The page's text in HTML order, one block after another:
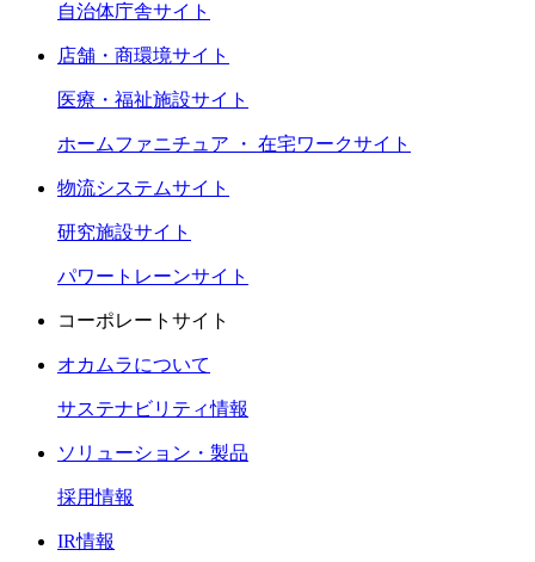
自治体庁舎サイト
店舗・商環境サイト
医療・福祉施設サイト
ホームファニチュア ・ 在宅ワークサイト
物流システムサイト
研究施設サイト
パワートレーンサイト
コーポレートサイト
オカムラについて
サステナビリティ情報
ソリューション・製品
採用情報
IR情報